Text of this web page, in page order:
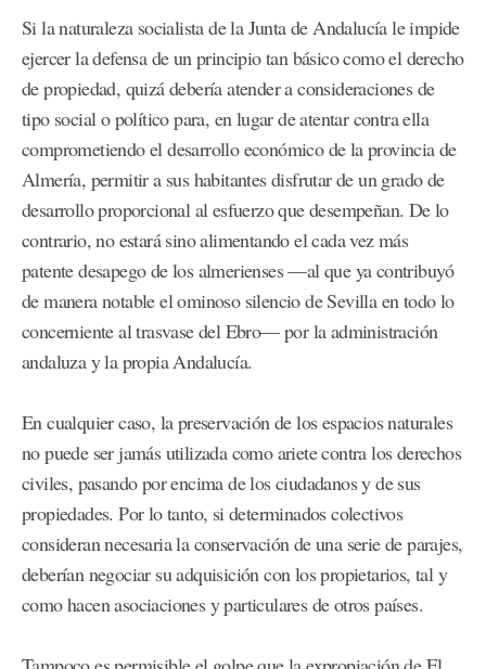
Si la naturaleza socialista de la Junta de Andalucía le impide
ejercer la defensa de un principio tan básico como el derecho
de propiedad, quizá debería atender a consideraciones de
tipo social o político para, en lugar de atentar contra ella
comprometiendo el desarrollo económico de la provincia de
Almería, permitir a sus habitantes disfrutar de un grado de
desarrollo proporcional al esfuerzo que desempeñan. De lo
contrario, no estará sino alimentando el cada vez más
patente desapego de los almerienses —al que ya contribuyó
de manera notable el ominoso silencio de Sevilla en todo lo
concerniente al trasvase del Ebro— por la administración
andaluza y la propia Andalucía.
En cualquier caso, la preservación de los espacios naturales
no puede ser jamás utilizada como ariete contra los derechos
civiles, pasando por encima de los ciudadanos y de sus
propiedades. Por lo tanto, si determinados colectivos
consideran necesaria la conservación de una serie de parajes,
deberían negociar su adquisición con los propietarios, tal y
como hacen asociaciones y particulares de otros países.